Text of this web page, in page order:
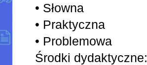
• Słowna
• Praktyczna
• Problemowa
Środki dydaktyczne: